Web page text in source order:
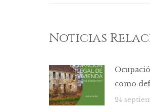
Noticias
como
24